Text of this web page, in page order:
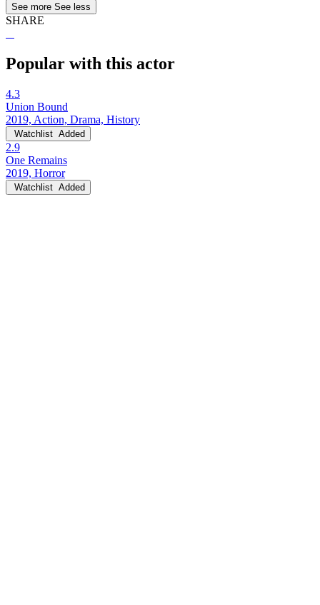
See more See less
SHARE
Popular with this actor
4.3
Union Bound
2019, Action, Drama, History
Watchlist Added
2.9
One Remains
2019, Horror
Watchlist Added